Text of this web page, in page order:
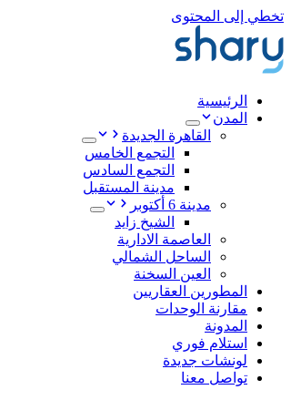
تخطي إلى المحتوى
الرئيسية
المدن
القاهرة الجديدة
التجمع الخامس
التجمع السادس
مدينة المستقبل
مدينة 6 أكتوبر
الشيخ زايد
العاصمة الادارية
الساحل الشمالي
العين السخنة
المطورين العقاريين
مقارنة الوحدات
المدونة
استلام فوري
لونشات جديدة
تواصل معنا